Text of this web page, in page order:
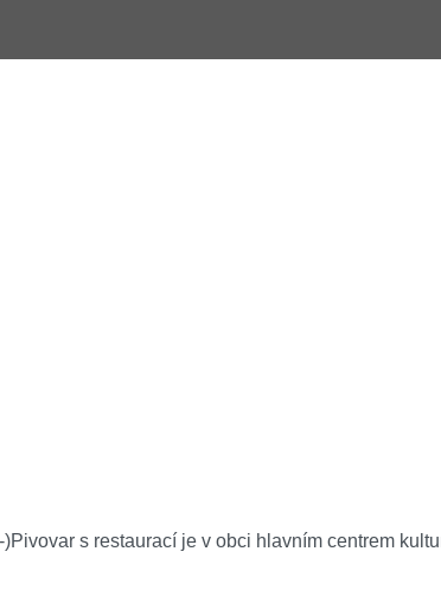
s restaurací je v obci hlavním centrem